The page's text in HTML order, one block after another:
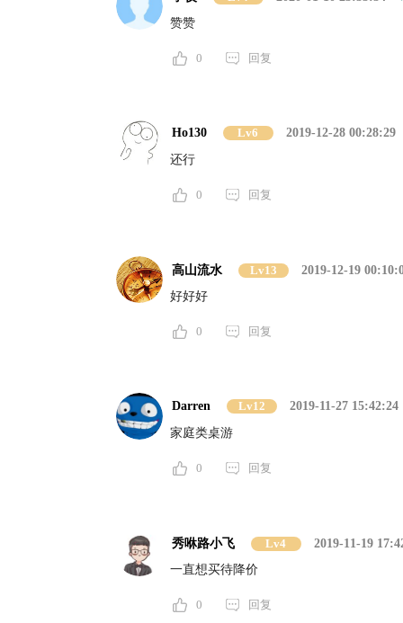
赞赞
0 回复
Ho130 Lv6
2019-12-28 00:28:29
还行
0 回复
高山流水 Lv13
2019-12-19
好好好
0 回复
Darren Lv12
2019-11-27 15:42:24
家庭类桌游
0 回复
秀咻路小飞 Lv4
2019-11-19
一直想买待降价
0 回复